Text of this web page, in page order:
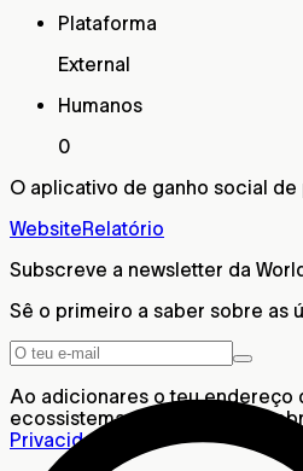
Plataforma
External
Humanos
0
O aplicativo de ganho social de
WebsiteRelatório
Subscreve a newsletter da
Sê o primeiro a saber sobre as
Ao adicionares o teu endereço
ecossistema. Para detalhes
Privacidade